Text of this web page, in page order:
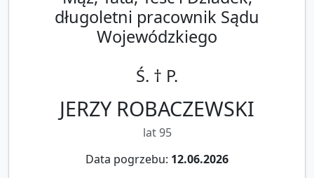
długoletni pracownik Sądu
Wojewódzkiego
Ś. † P.
JERZY ROBACZEWSKI
lat 95
Data pogrzebu: 12.06.2026